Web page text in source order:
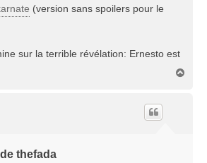
(version sans spoilers pour le
sur la terrible révélation: Ernesto est
thefada